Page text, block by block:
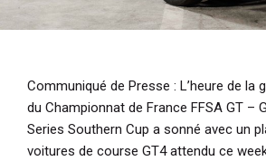
Communiqué de Presse : L’heure de la
du Championnat de France FFSA GT –
Series Southern Cup a sonné avec un
voitures de course GT4 attendu ce